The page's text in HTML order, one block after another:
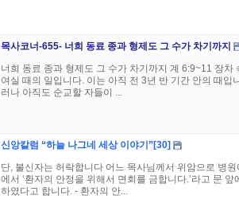
목사코너-655- 너희 동료 종과 형제도 그 수가 차기까지
너희 동료 종과 형제도 그 수가 차기까지 계 6:9~11 장
여실 때의 일입니다. 이는 아직 전 3년 반 기간 안의 때
러나 아직도 순교할 자들이 ...
신앙칼럼 “하늘 나그네 세상 이야기”[30]
단, 불신자는 허락합니다 어느 목사님께서 위암으로 병
에서 ‘환자의 안정을 위해서 면회를 금합니다.’라고 문
하였다고 합니다. - 환자의 안...